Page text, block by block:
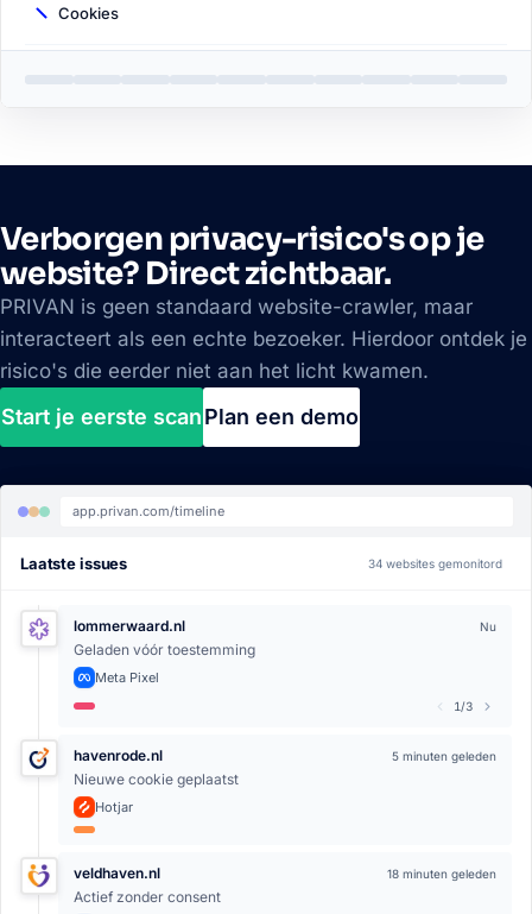
Cookies
Verborgen privacy-risico's op je
website? Direct zichtbaar.
PRIVAN is geen standaard website-crawler, maar
interacteert als een echte bezoeker. Hierdoor ontdek je
risico's die eerder niet aan het licht kwamen.
Start je eerste scanPlan een demo
app.privan.com/timeline
Laatste issues 34 websites gemonitord
lommerwaard.nl Nu
Geladen vóór toestemming
Meta Pixel
1/3
havenrode.nl 5 minuten geleden
Nieuwe cookie geplaatst
Hotjar
veldhaven.nl 18 minuten geleden
Actief zonder consent